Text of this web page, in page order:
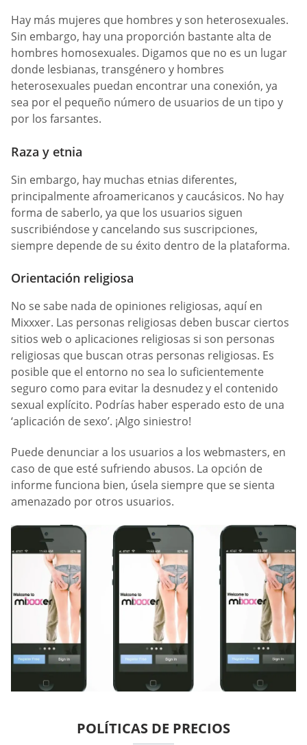
Hay más mujeres que hombres y son heterosexuales.
Sin embargo, hay una proporción bastante alta de
hombres homosexuales. Digamos que no es un lugar
donde lesbianas, transgénero y hombres
heterosexuales puedan encontrar una conexión, ya
sea por el pequeño número de usuarios de un tipo y
por los farsantes.
Raza y etnia
Sin embargo, hay muchas etnias diferentes,
principalmente afroamericanos y caucásicos. No hay
forma de saberlo, ya que los usuarios siguen
suscribiéndose y cancelando sus suscripciones,
siempre depende de su éxito dentro de la plataforma.
Orientación religiosa
No se sabe nada de opiniones religiosas, aquí en
Mixxxer. Las personas religiosas deben buscar ciertos
sitios web o aplicaciones religiosas si son personas
religiosas que buscan otras personas religiosas. Es
posible que el entorno no sea lo suficientemente
seguro como para evitar la desnudez y el contenido
sexual explícito. Podrías haber esperado esto de una
‘aplicación de sexo’. ¡Algo siniestro!
Puede denunciar a los usuarios a los webmasters, en
caso de que esté sufriendo abusos. La opción de
informe funciona bien, úsela siempre que se sienta
amenazado por otros usuarios.
POLÍTICAS DE PRECIOS